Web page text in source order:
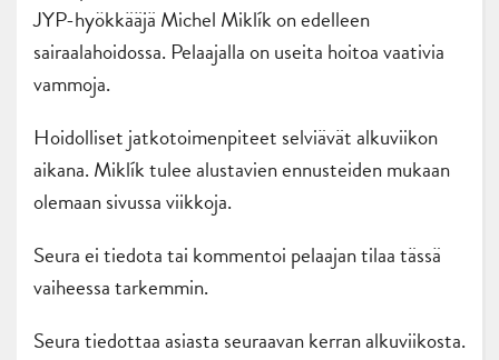
JYP-hyökkääjä Michel Miklík on edelleen
sairaalahoidossa. Pelaajalla on useita hoitoa vaativia
vammoja.
Hoidolliset jatkotoimenpiteet selviävät alkuviikon
aikana. Miklík tulee alustavien ennusteiden mukaan
olemaan sivussa viikkoja.
Seura ei tiedota tai kommentoi pelaajan tilaa tässä
vaiheessa tarkemmin.
Seura tiedottaa asiasta seuraavan kerran alkuviikosta.